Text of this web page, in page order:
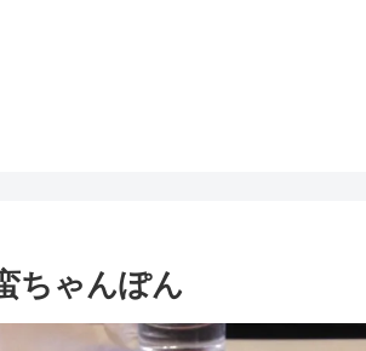
ちゃんぽん